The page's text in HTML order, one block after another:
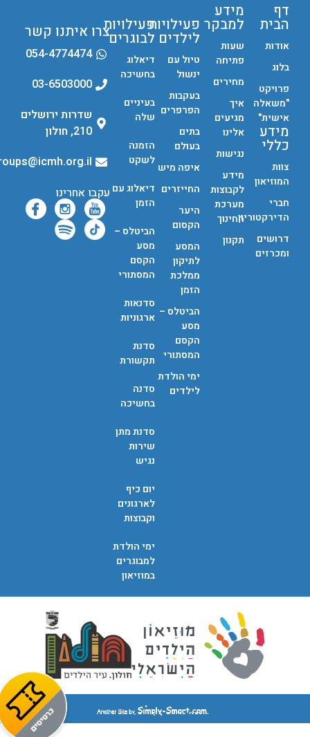
דף
הבית
אודות
בלוג
פרויקט
"משאלה
אישית"
מידע
כללי
צוות
המוזיאון
חברי
הדירקטוריון
דרושים
ומכרזים
מידע
למבקר
שעות
פתיחה
מחירים
איך
מגיעים
אלינו
נגישות
מידע
לקבוצות
מערכת
החינוך
תקנון
פעילויות
לילדים
טיול עם
ינשול
בעקבות
הפרפרים
בתים
בעולם
איפה מיש
החייזרים
היער
הקסום
המסע
לתיקון
ממלכת
הזמן
הביטלס –
מסע
הקסם
המסתורי
ימי הולדת
לילדים
פעילויות
לבוגרים
דיאלוג
בחשיכה
בעיניים
שלה
הזמנה
לשקט
דיאלוג עם
הזמן
הביטלס –
מסע
הקסם
המסתורי
סדנאות
ארגוניות
סדנת
תקשורת
סדנה
בחשיכה
סדנת מתן
שירות
נגיש
יום כיף
לארגונים
וקבוצות
ימי הולדת
למבוגרים
במוזיאון
צרו איתנו קשר
054-4774474
03-6503000
שדרות ירושלים
210, חולון
groups@icmh.org.il
עקבו אחרינו